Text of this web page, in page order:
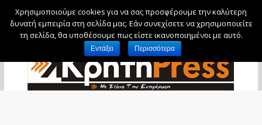
Σάββατο, 8 Αυγούστου, 2026
Χρησιμοποιούμε cookies για να σας προσφέρουμε την καλύτερη
δυνατή εμπειρία στη σελίδα μας. Εάν συνεχίσετε να χρησιμοποιείτε
τη σελίδα, θα υποθέσουμε πως είστε ικανοποιημένοι με αυτό.
Εντάξει Περισσότερα